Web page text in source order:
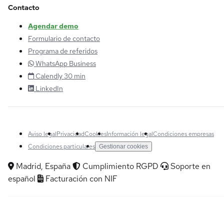
Contacto
Agendar demo
Formulario de contacto
Programa de referidos
WhatsApp Business
Calendly 30 min
LinkedIn
Aviso legalPrivacidadCookiesInformación legalCondiciones empresas
Condiciones particulares Gestionar cookies
Madrid, España Cumplimiento RGPD
Soporte en
español
Facturación con NIF